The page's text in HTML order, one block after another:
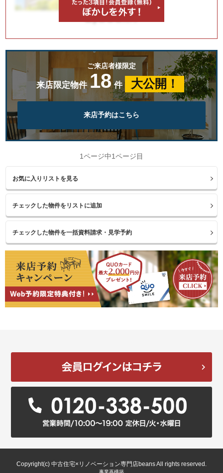
ご来店者様限定
来店限定物件 18 件 大公開！
来店予約はこちら
1ページ中1ページ目
お気に入りリストを見る
Copyright(c) 中古住宅×リノベーション専門店beans All rights reserved.
事業再構築